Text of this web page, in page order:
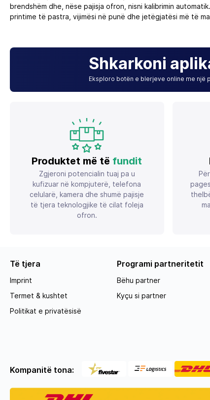
brendshëm dhe, nëse pajisja ofron, nisni kalibrimin
printime të pastra, vijimësi në punë dhe jetëgjatësi më të
Shkarkoni
Eksploro botën e blerjeve online me një
Produktet më të fundit
Zgjeroni potencialin tuaj pa u
kufizuar në kompjuterë, telefona
celularë, kamera dhe shumë pajisje
të tjera teknologjike të cilat foleja
ofron.
Të tjera
Imprint
Termet & kushtet
Politikat e privatësisë
Programi partneritetit
Bëhu partner
Kyçu si partner
Kompanitë tona: